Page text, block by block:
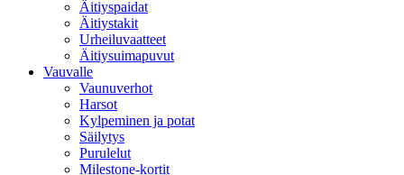
Äitiyspaidat
Äitiystakit
Urheiluvaatteet
Äitiysuimapuvut
Vauvalle
Vaunuverhot
Harsot
Kylpeminen ja potat
Säilytys
Purulelut
Milestone-kortit